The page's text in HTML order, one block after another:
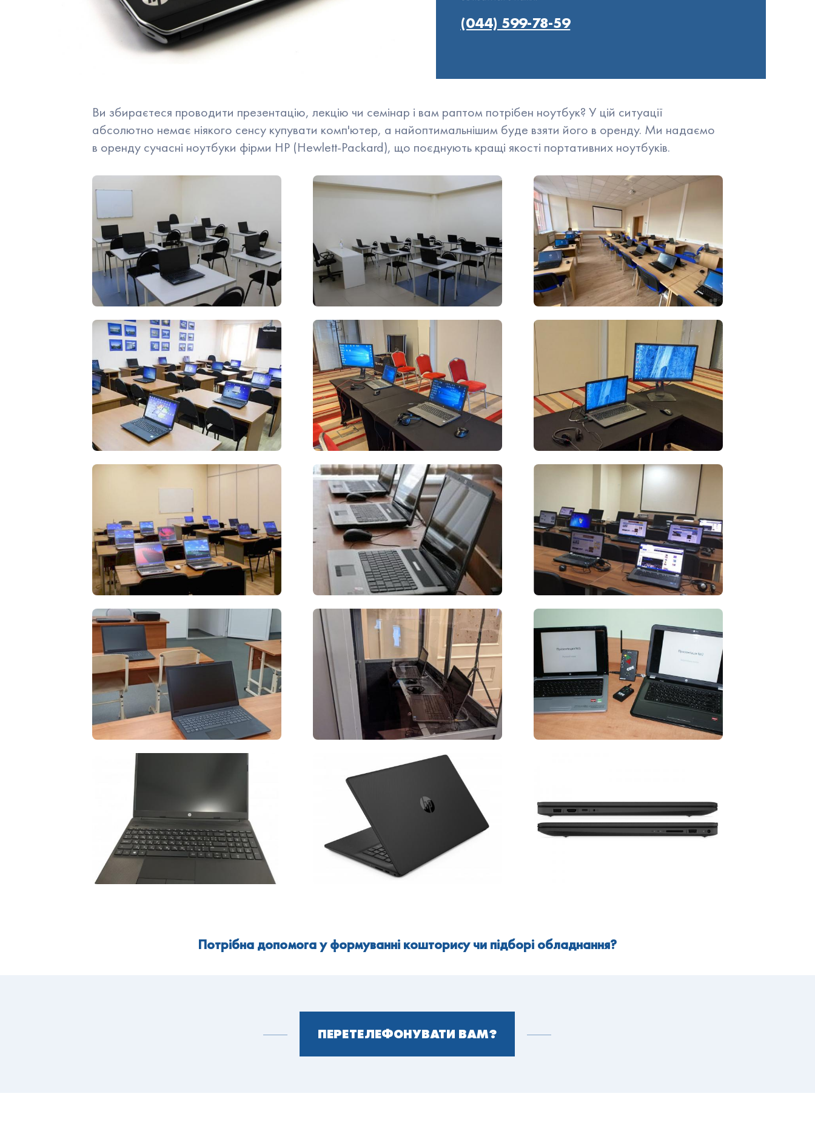
Плазмові панелі
(044) 599-78-59
Ви збираєтеся проводити презентацію, лекцію чи семінар і вам раптом потрібен ноутбук? У цій ситуації
абсолютно немає ніякого сенсу купувати комп'ютер, а найоптимальнішим буде взяти його в оренду. Ми надаємо
в оренду сучасні ноутбуки фірми HP (Hewlett-Packard), що поєднують кращі якості портативних ноутбуків.
Потрібна допомога у формуванні кошторису чи підборі обладнання?
ПЕРЕТЕЛЕФОНУВАТИ ВАМ?